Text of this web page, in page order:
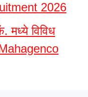
2026
मध्ये विविध